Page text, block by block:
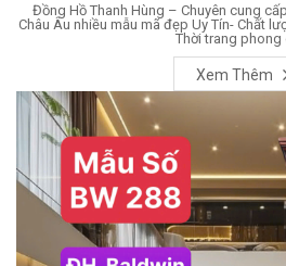
Đồng Hồ Thanh Hùng – Chuyên cung
Châu Âu nhiều mẫu mã đẹp Uy Tín- Chất
Thời trang phong
Xem Thêm